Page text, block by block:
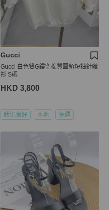
Gucci
Gucci 白色雙G鏤空棉質圓領短袖針織
衫 S碼
HKD 3,800
狀況良好 本地 免運